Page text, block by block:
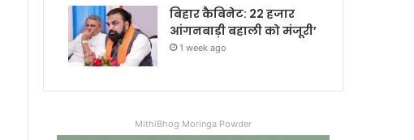
बिहार कैबिनेट: 22 हजार
आंगनबाड़ी बहाली को मंजूरी’
1 week ago
MithiBhog Moringa Powder